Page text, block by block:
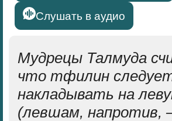
Слушать в аудио
Мудрецы Талмуда
что тфилин
накладывать на
(левшам, напротив,